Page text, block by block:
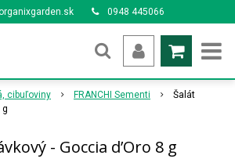
0948 445066
cibuľoviny FRANCHI Sementi
Šalát
g
- Goccia d’Oro 8 g